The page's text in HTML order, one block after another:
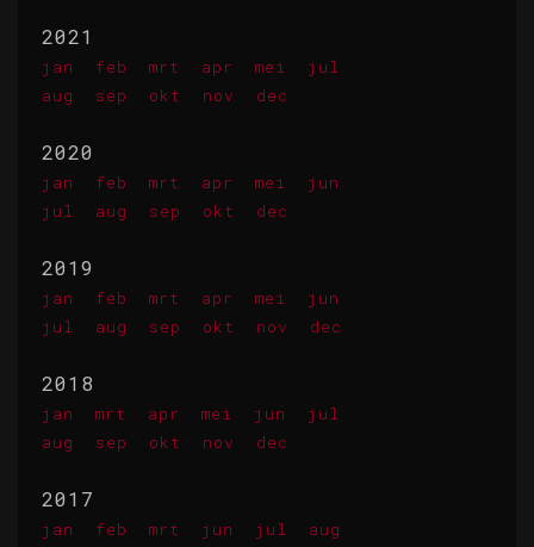
2021
jan feb mrt apr mei
jul
aug
sep okt nov dec
2020
jan feb mrt apr mei
jun
jul
aug sep okt dec
2019
jan feb mrt apr mei
jun
jul
aug sep okt nov dec
2018
jan mrt apr mei jun
jul
aug
sep okt nov dec
2017
jan feb mrt jun jul
aug